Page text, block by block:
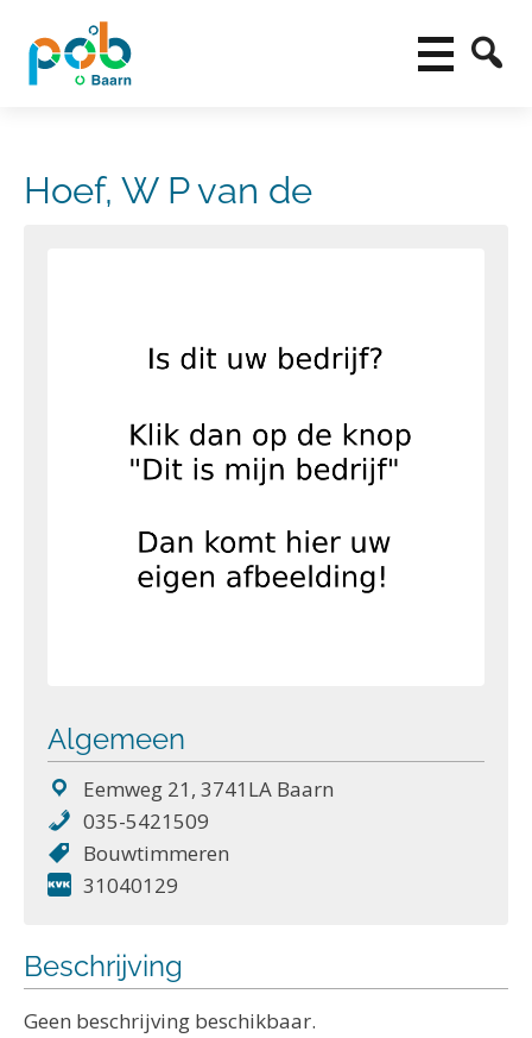
Hoef, W P van de
Algemeen
Eemweg 21, 3741LA Baarn
035-5421509
Bouwtimmeren
31040129
Beschrijving
Geen beschrijving beschikbaar.